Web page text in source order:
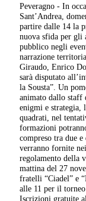
Peveragno - In
Sant’Andrea,
partire dalle 14 la
nuova sfida per gli
pubblico negli
narrazione
Giraudo, Enrico
sarà disputato
la Sousta”. Un
animato dallo staff
enigmi e strategia,
quadrati, nel
formazioni
compreso tra due
verranno fornite
regolamento della
mattina del 27
fratelli “Ciadel” e
alle 11 per il
Iscrizioni gratuite